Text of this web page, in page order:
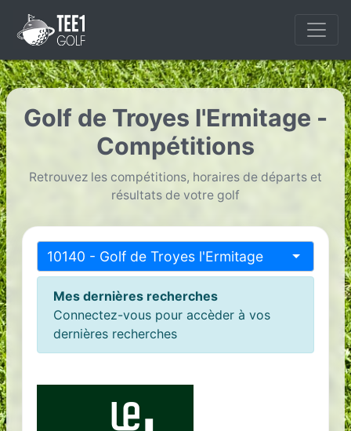
Golf de Troyes l'Ermitage -
Compétitions
Retrouvez les compétitions, horaires de départs et
résultats de votre golf
10140 - Golf de Troyes l'Ermitage
Mes dernières recherches
Connectez-vous pour accèder à vos
dernières recherches